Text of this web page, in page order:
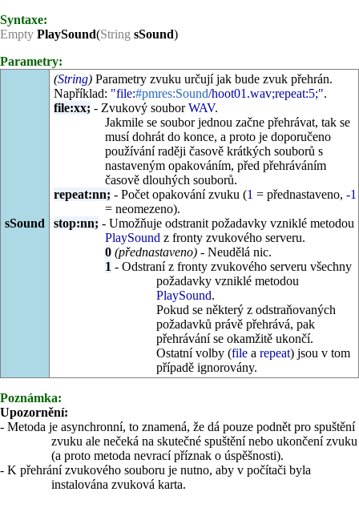
Syntaxe:
Empty PlaySound(String sSound)
Parametry:
sSound
(String)Parametry zvuku určují jak bude zvuk přehrán.
Například: "file:#pmres:Sound/hoot01.wav;repeat:5;".
file:xx; - Zvukový souborWAV.
Jakmile se soubor jednou začne přehrávat, tak se
musí dohrát do konce, a proto je doporučeno
používání raději časově krátkých souborů s
nastaveným opakováním, před přehráváním
časově dlouhých souborů.
repeat:nn; - Počet opakování zvuku (1 = přednastaveno, -1
= neomezeno).
stop:nn; - Umožňuje odstranit požadavky vzniklé metodou
PlaySound z fronty zvukového serveru.
0 (přednastaveno)- Neudělá nic.
1 - Odstraní z fronty zvukového serveru všechny
požadavky vzniklé metodou
PlaySound.
Pokud se některý z odstraňovaných
požadavků právě přehrává, pak
přehrávání se okamžitě ukončí.
Ostatní volby (filea repeat) jsou v tom
případě ignorovány.
Poznámka:
Upozornění:
- Metoda je asynchronní, to znamená, že dá pouze podnět pro spuštění
zvuku ale nečeká na skutečné spuštění nebo ukončení zvuku
(a proto metoda nevrací příznak o úspěšnosti).
- K přehrání zvukového souboru je nutno, aby v počítači byla
instalována zvuková karta.